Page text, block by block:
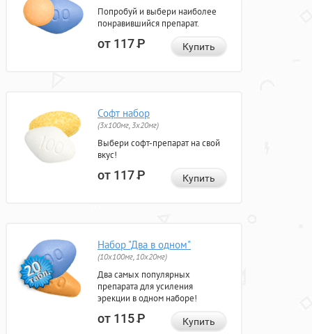
Попробуй и выбери наиболее
понравившийся препарат.
от 117Р Купить
Софт набор
(3x100мг, 3x20мг)
Выбери софт-препарат на свой
вкус!
от 117Р Купить
Набор "Два в одном"
(10x100мг, 10x20мг)
Два самых популярных
препарата для усиления
эрекции в одном наборе!
от 115Р Купить